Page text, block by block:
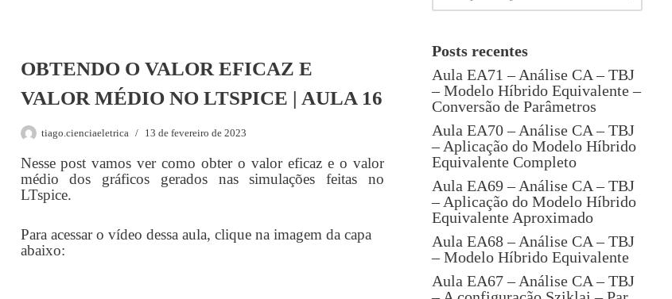
OBTENDO O VALOR EFICAZ E
VALOR MÉDIO NO LTSPICE | AULA 16
tiago.cienciaeletrica 13 de fevereiro de 2023
Nesse post vamos ver como obter o valor eficaz e o valor
médio dos gráficos gerados nas simulações feitas no
LTspice.
Para acessar o vídeo dessa aula, clique na imagem da capa
abaixo:
Posts recentes
Aula EA71 – Análise CA – TBJ
– Modelo Híbrido Equivalente –
Conversão de Parâmetros
Aula EA70 – Análise CA – TBJ
– Aplicação do Modelo Híbrido
Equivalente Completo
Aula EA69 – Análise CA – TBJ
– Aplicação do Modelo Híbrido
Equivalente Aproximado
Aula EA68 – Análise CA – TBJ
– Modelo Híbrido Equivalente
Aula EA67 – Análise CA – TBJ